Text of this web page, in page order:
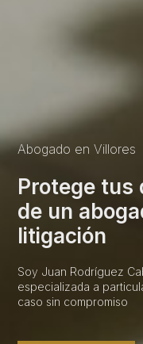
Abogado en Villores
Protege tus
de un
litigación
Soy Juan Rodríguez
especializada a
caso sin compromiso